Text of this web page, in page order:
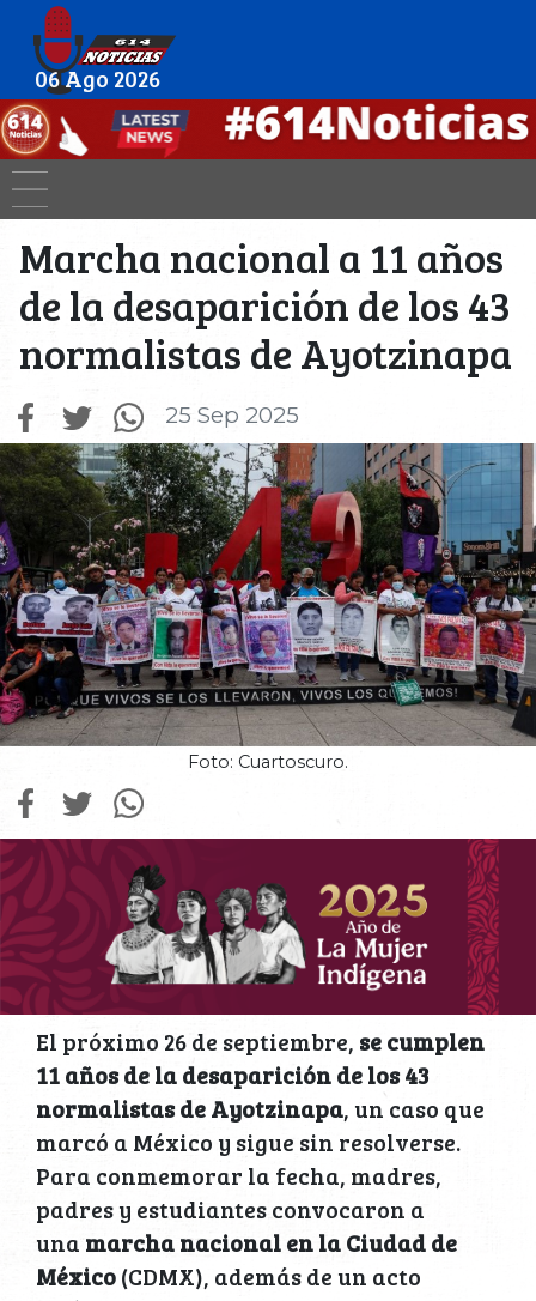
06 Ago 2026
Marcha nacional a 11 años
de la desaparición de los 43
normalistas de Ayotzinapa
25 Sep 2025
Foto: Cuartoscuro.
El próximo 26 de septiembre, se cumplen
11 años de la desaparición de los 43
normalistas de Ayotzinapa, un caso que
marcó a México y sigue sin resolverse.
Para conmemorar la fecha, madres,
padres y estudiantes convocaron a
una marcha nacional en la Ciudad de
México(CDMX), además de un acto